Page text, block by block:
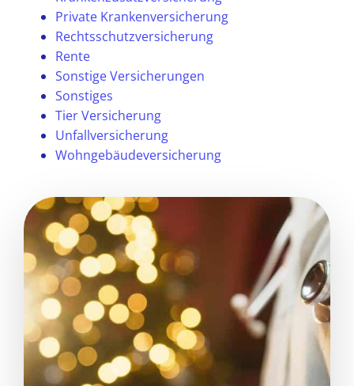
Private Krankenversicherung
Rechtsschutzversicherung
Rente
Sonstige Versicherungen
Sonstiges
Tier Versicherung
Unfallversicherung
Wohngebäudeversicherung